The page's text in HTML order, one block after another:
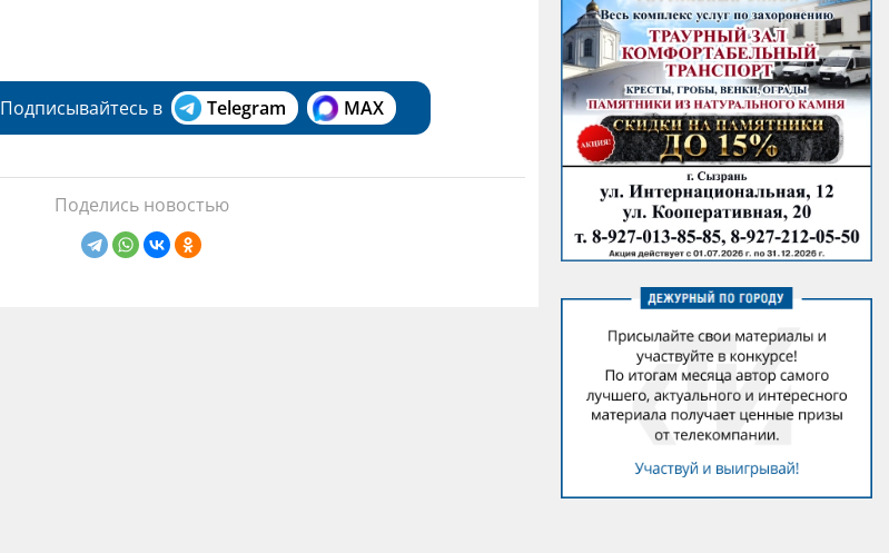
Подписывайтесь в Telegram MAX
Поделись новостью